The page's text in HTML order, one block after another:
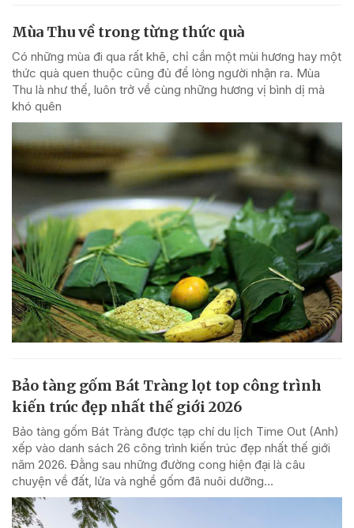
Mùa Thu về trong từng thức quà
Có những mùa đi qua rất khẽ, chỉ cần một mùi hương hay một
thức quà quen thuộc cũng đủ để lòng người nhận ra. Mùa
Thu là như thế, luôn trở về cùng những hương vị bình dị mà
khó quên
Bảo tàng gốm Bát Tràng lọt top công trình
kiến trúc đẹp nhất thế giới 2026
Bảo tàng gốm Bát Tràng được tạp chí du lịch Time Out (Anh)
xếp vào danh sách 26 công trình kiến trúc đẹp nhất thế giới
năm 2026. Đằng sau những đường cong hiện đại là câu
chuyện về đất, lửa và nghề gốm đã nuôi dưỡng...